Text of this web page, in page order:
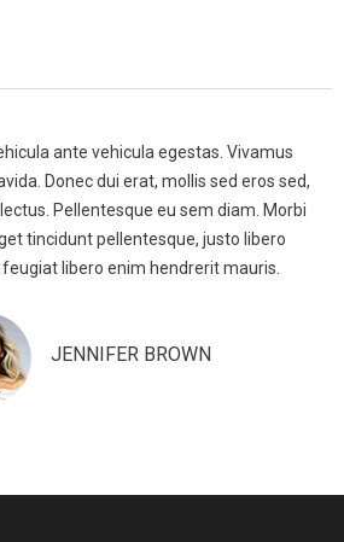
ante vehicula egestas. Vivamus
Donec dui erat, mollis sed eros sed,
Pellentesque eu sem diam. Morbi
tincidunt pellentesque, justo libero
libero enim hendrerit mauris.
JENNIFER BROWN